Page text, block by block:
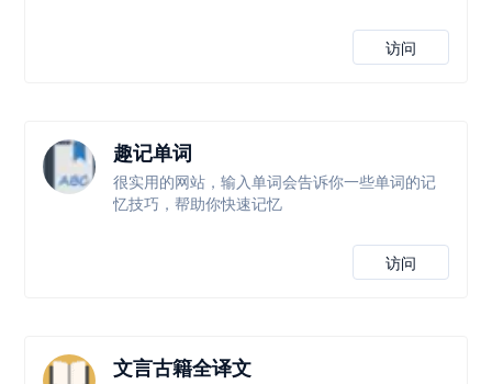
访问
趣记单词
很实用的网站，输入单词会告诉你一些单词的记
忆技巧，帮助你快速记忆
访问
文言古籍全译文